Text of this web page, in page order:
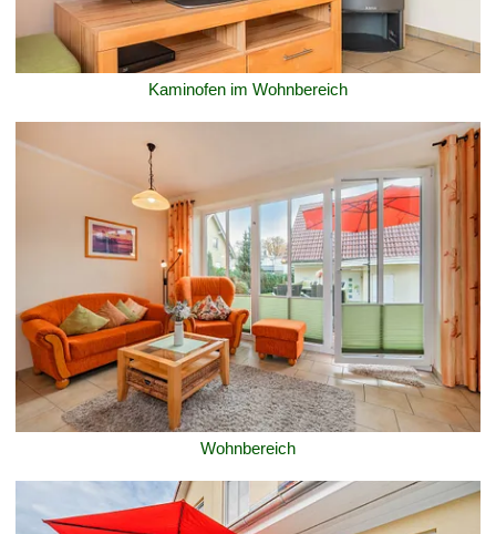
Kaminofen im Wohnbereich
Wohnbereich